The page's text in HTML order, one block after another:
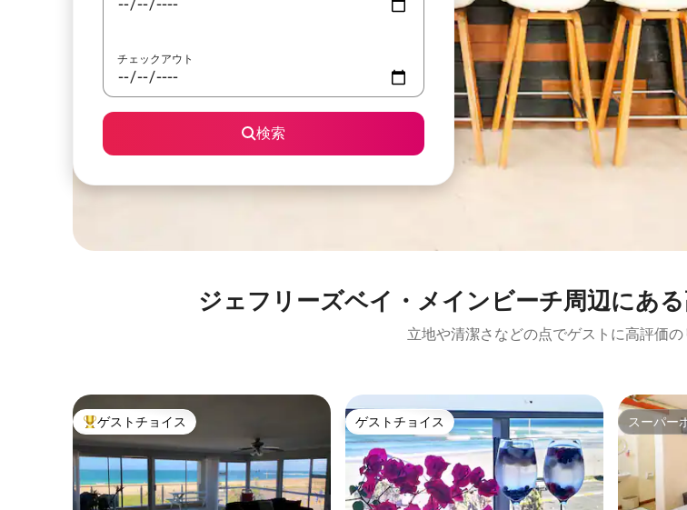
チェックアウト
検索
ジェフリーズベイ・メインビーチ⁠周⁠辺⁠に⁠あ⁠
立地や清潔さなどの点でゲストに高評価の
大好評のゲストチョイスです。
ゲストチョイス ゲストチョイス
ゲストチョイス スーパー
スーパー